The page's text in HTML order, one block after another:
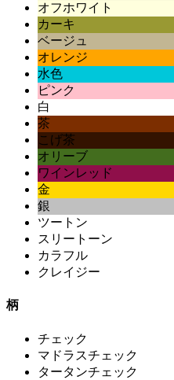
オフホワイト
カーキ
ベージュ
オレンジ
水色
ピンク
白
茶
こげ茶
オリーブ
ワインレッド
金
銀
ツートン
スリートーン
カラフル
クレイジー
柄
チェック
マドラスチェック
タータンチェック